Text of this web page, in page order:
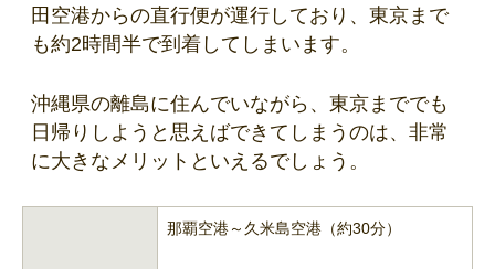
田空港からの直行便が運行しており、東京まで
も約2時間半で到着してしまいます。
沖縄県の離島に住んでいながら、東京まででも
日帰りしようと思えばできてしまうのは、非常
に大きなメリットといえるでしょう。
那覇空港～久米島空港（約30分）